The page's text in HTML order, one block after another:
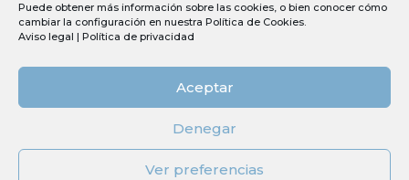
Puede obtener más información sobre las cookies, o bien conocer cómo
cambiar la configuración en nuestra Política de Cookies.
Aviso legal | Política de privacidad
Aceptar
Denegar
Ver preferencias
Canal ético
Política de privacidad
Sostenibilidad
Tdi